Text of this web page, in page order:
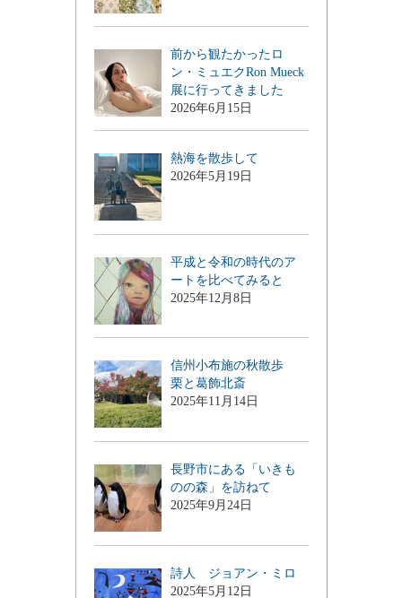
前から観たかったロ
ン・ミュエクRon Mueck
展に行ってきました
2026年6月15日
熱海を散歩して
2026年5月19日
平成と令和の時代のア
ートを比べてみると
2025年12月8日
信州小布施の秋散歩
栗と葛飾北斎
2025年11月14日
長野市にある「いきも
のの森」を訪ねて
2025年9月24日
詩人 ジョアン・ミロ
2025年5月12日